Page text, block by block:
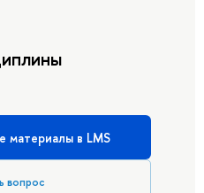
материалы в LMS
вопрос